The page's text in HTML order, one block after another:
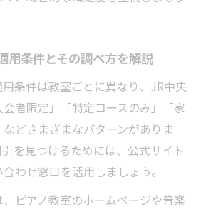
用条件とその調べ方を解説
条件は教室ごとに異なり、JR中央
者限定」「特定コースのみ」「家
どさまざまなパターンがありま
を見つけるためには、公式サイト
わせ窓口を活用しましょう。
ピアノ教室のホームページや音楽